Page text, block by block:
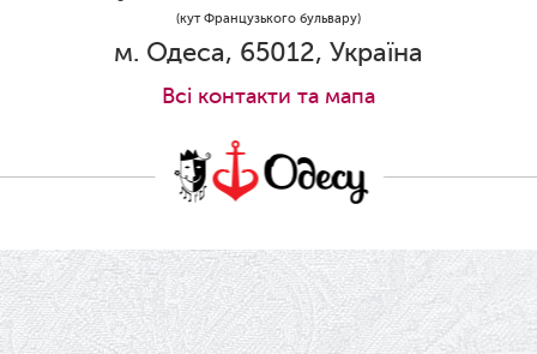
Ювілей Станіслава Зайцева
18.05.2026
Шукаємо інженерів і техніків
17.05.2026
(кут Французького бульвару)
м. Одеса, 65012, Україна
Всi контакти та мапа